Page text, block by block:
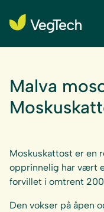
Malva
Moskuskattost er en
opprinnelig har vært
forvillet i omtrent
Den vokser på åpen